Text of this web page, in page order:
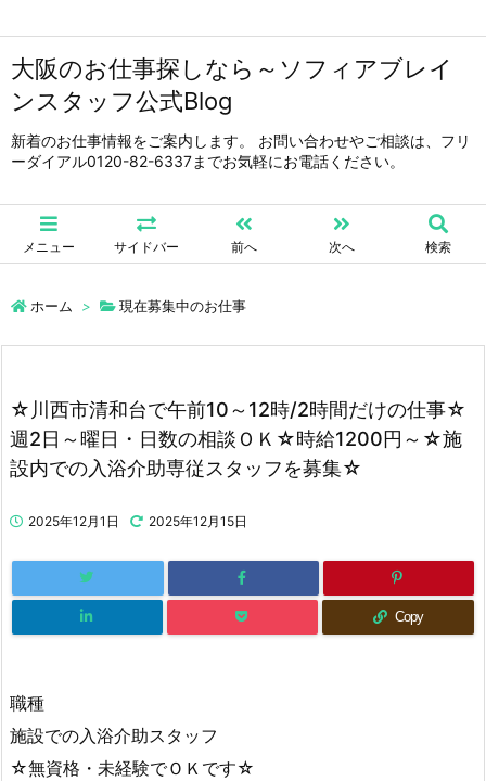
大阪のお仕事探しなら～ソフィアブレイ
ンスタッフ公式Blog
新着のお仕事情報をご案内します。 お問い合わせやご相談は、フリ
ーダイアル0120-82-6337までお気軽にお電話ください。
メニュー サイドバー 前へ 次へ 検索
ホーム > 現在募集中のお仕事
☆川西市清和台で午前10～12時/2時間だけの仕事☆
週2日～曜日・日数の相談ＯＫ☆時給1200円～☆施
設内での入浴介助専従スタッフを募集☆
2025年12月1日 2025年12月15日
Copy
職種
施設での入浴介助スタッフ
☆無資格・未経験でＯＫです☆